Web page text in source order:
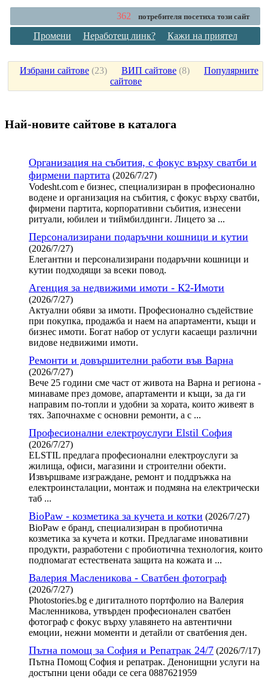
362 потребителя посетиха този сайт
Промени Неработещ линк? Кажи на приятел
Избрани сайтове (23) ВИП сайтове (8) Популярните
сайтове
Най-новите сайтoве в каталога
Организация на събития, с фокус върху сватби и
фирмени партита (2026/7/27)
Vodesht.com е бизнес, специализиран в професионално
водене и организация на събития, с фокус върху сватби,
фирмени партита, корпоративни събития, изнесени
ритуали, юбилеи и тиймбилдинги. Лицето за ...
Персонализирани подаръчни кошници и кутии
(2026/7/27)
Елегантни и персонализирани подаръчни кошници и
кутии подходящи за всеки повод.
Агенция за недвижими имоти - К2-Имоти
(2026/7/27)
Актуални обяви за имоти. Професионално съдействие
при покупка, продажба и наем на апартаменти, къщи и
бизнес имоти. Богат набор от услуги касаещи различни
видове недвижими имоти.
Ремонти и довършителни работи във Варна
(2026/7/27)
Вече 25 години сме част от живота на Варна и региона -
минаваме през домове, апартаменти и къщи, за да ги
направим по-топли и удобни за хората, които живеят в
тях. Започнахме с основни ремонти, а с ...
Професионални електроуслуги Elstil София
(2026/7/27)
ELSTIL предлага професионални електроуслуги за
жилища, офиси, магазини и строителни обекти.
Извършваме изграждане, ремонт и поддръжка на
електроинсталации, монтаж и подмяна на електрически
таб ...
BioPaw - козметика за кучета и котки (2026/7/27)
BioPaw е бранд, специализиран в пробиотична
козметика за кучета и котки. Предлагаме иновативни
продукти, разработени с пробиотична технология, които
подпомагат естествената защита на кожата и ...
Валерия Масленикова - Сватбен фотограф
(2026/7/27)
Photostories.bg е дигиталното портфолио на Валерия
Масленникова, утвърден професионален сватбен
фотограф с фокус върху улавянето на автентични
емоции, нежни моменти и детайли от сватбения ден.
Пътна помощ за София и Репатрак 24/7 (2026/7/17)
Пътна Помощ София и репатрак. Денонищни услуги на
достъпни цени обади се сега 0887621959